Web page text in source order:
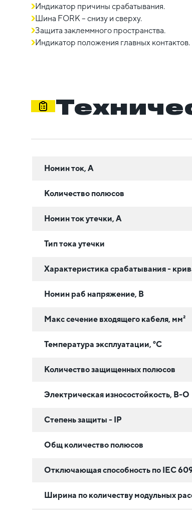
Индикатор причины срабатывания.
Шина FORK – снизу и сверху.
Защита заклеммного пространства.
Индикатор положения главных контактов.
Номин ток, А
Количество полюсов
Номин ток утечки, А
Тип тока утечки
Характеристика срабатывания -
Номин раб напряжение, В
Макс сечение входящего кабеля, мм²
Температура эксплуатации, °C
Количество защищенных полюсов
Электрическая износостойкость, В-О
Степень защиты - IP
Общ количество полюсов
Отключающая способность по IEC
Ширина по количеству модульных